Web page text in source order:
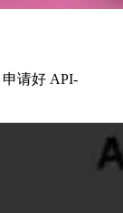
申请好 API-